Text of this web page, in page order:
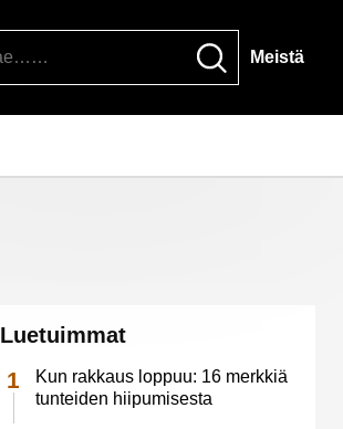
Meistä
Luetuimmat
Kun rakkaus loppuu: 16 merkkiä
tunteiden hiipumisesta